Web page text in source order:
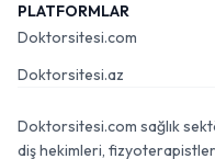
PLATFORMLAR
Doktorsitesi.com
Doktorsitesi.az
Doktorsitesi.com sağlık
diş hekimleri,